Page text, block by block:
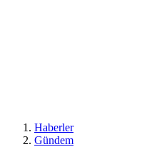
Haberler
Gündem